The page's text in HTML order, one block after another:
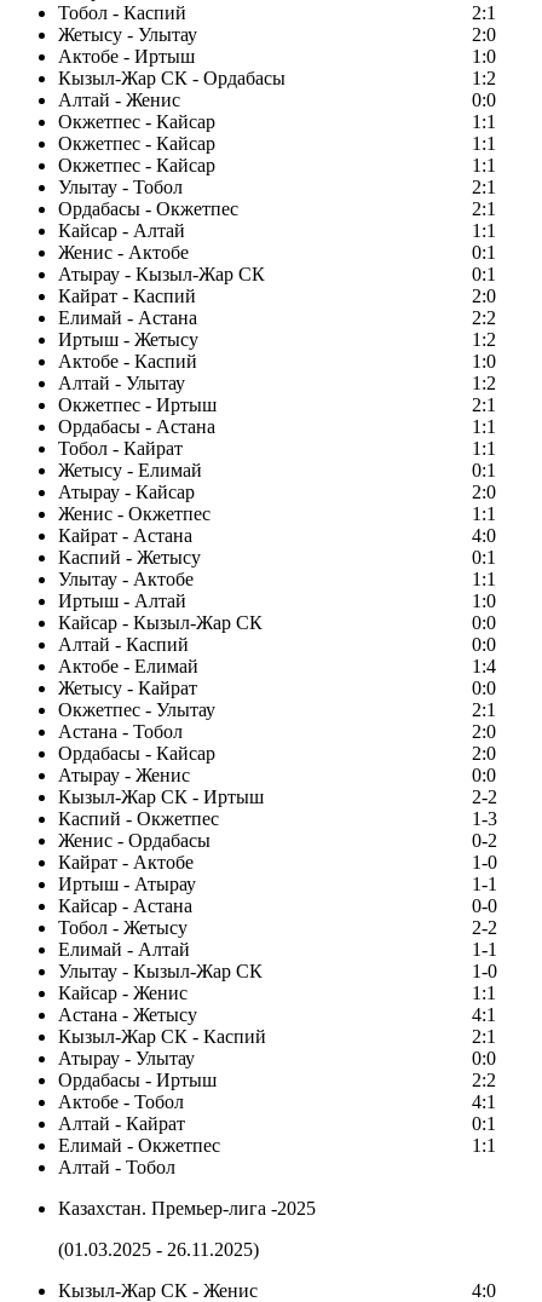
Тобол - Каспий
2:1
Жетысу - Улытау
2:0
Актобе - Иртыш
1:0
Кызыл-Жар СК - Ордабасы
1:2
Алтай - Женис
0:0
Окжетпес - Кайсар
1:1
Окжетпес - Кайсар
1:1
Окжетпес - Кайсар
1:1
Улытау - Тобол
2:1
Ордабасы - Окжетпес
2:1
Кайсар - Алтай
1:1
Женис - Актобе
0:1
Атырау - Кызыл-Жар СК
0:1
Кайрат - Каспий
2:0
Елимай - Астана
2:2
Иртыш - Жетысу
1:2
Актобе - Каспий
1:0
Алтай - Улытау
1:2
Окжетпес - Иртыш
2:1
Ордабасы - Астана
1:1
Тобол - Кайрат
1:1
Жетысу - Елимай
0:1
Атырау - Кайсар
2:0
Женис - Окжетпес
1:1
Кайрат - Астана
4:0
Каспий - Жетысу
0:1
Улытау - Актобе
1:1
Иртыш - Алтай
1:0
Кайсар - Кызыл-Жар СК
0:0
Алтай - Каспий
0:0
Актобе - Елимай
1:4
Жетысу - Кайрат
0:0
Окжетпес - Улытау
2:1
Астана - Тобол
2:0
Ордабасы - Кайсар
2:0
Атырау - Женис
0:0
Кызыл-Жар СК - Иртыш
2-2
Каспий - Окжетпес
1-3
Женис - Ордабасы
0-2
Кайрат - Актобе
1-0
Иртыш - Атырау
1-1
Кайсар - Астана
0-0
Тобол - Жетысу
2-2
Елимай - Алтай
1-1
Улытау - Кызыл-Жар СК
1-0
Кайсар - Женис
1:1
Астана - Жетысу
4:1
Кызыл-Жар СК - Каспий
2:1
Атырау - Улытау
0:0
Ордабасы - Иртыш
2:2
Актобе - Тобол
4:1
Алтай - Кайрат
0:1
Елимай - Окжетпес
1:1
Алтай - Тобол
Казахстан. Премьер-лига -2025
(01.03.2025 - 26.11.2025)
Кызыл-Жар СК - Женис
4:0